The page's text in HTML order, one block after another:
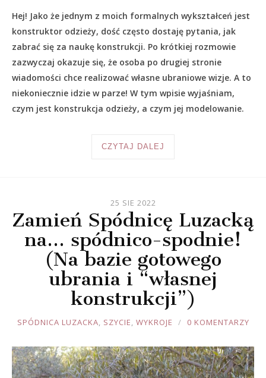
Hej! Jako że jednym z moich formalnych wykształceń jest
konstruktor odzieży, dość często dostaję pytania, jak
zabrać się za naukę konstrukcji. Po krótkiej rozmowie
zazwyczaj okazuje się, że osoba po drugiej stronie
wiadomości chce realizować własne ubraniowe wizje. A to
niekoniecznie idzie w parze! W tym wpisie wyjaśniam,
czym jest konstrukcja odzieży, a czym jej modelowanie.
CZYTAJ DALEJ
25 SIE 2022
Zamień Spódnicę Luzacką
na… spódnico-spodnie!
(Na bazie gotowego
ubrania i “własnej
konstrukcji”)
JOULE
SPÓDNICA LUZACKA, SZYCIE, WYKROJE 0 KOMENTARZY